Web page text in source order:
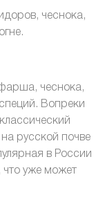
чеснока,
чеснока,
Вопреки
русской почве
в России
что уже может